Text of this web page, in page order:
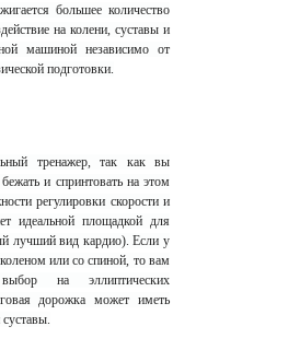
большее количество
на колени, суставы и
машиной независимо от
подготовки.
тренажер, так как вы
и спринтовать на этом
регулировки скорости и
идеальной площадкой для
лучший вид кардио). Если у
или со спиной, то вам
на эллиптических
дорожка может иметь